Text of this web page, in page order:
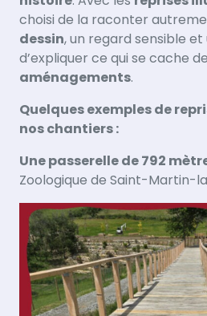
choisi de la raconter
dessin, un regard sensible
d’expliquer ce qui se cache
aménagements.
Quelques exemples de
nos chantiers :
Une passerelle de 792
Zoologique de Saint-Martin-